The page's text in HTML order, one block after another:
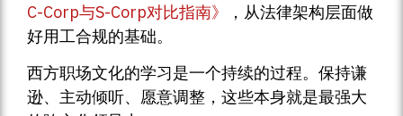
C-Corp与S-Corp对比指南》
，从法律架构层面做
好用工合规的基础。
西方职场文化的学习是一个持续的过程。保持谦
逊、主动倾听、愿意调整，这些本身就是最强大